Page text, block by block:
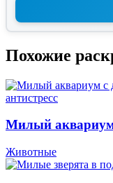
Похожие
Милый аквариум
Животные